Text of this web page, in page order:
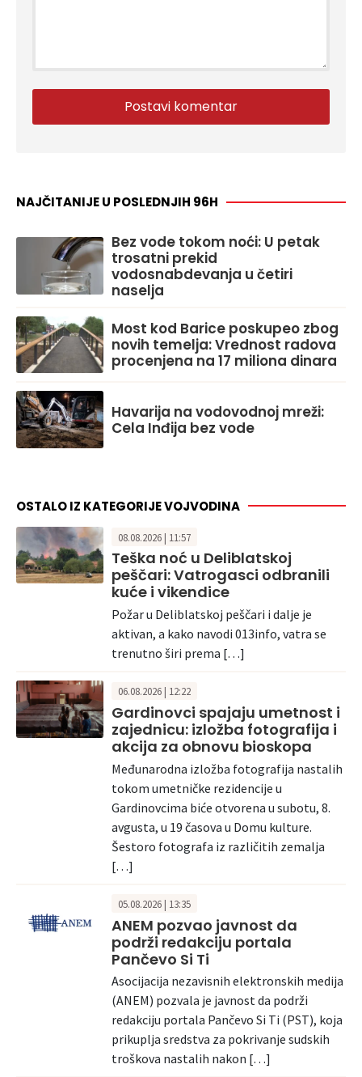
NAJČITANIJE U POSLEDNJIH 96H
Bez vode tokom noći: U petak
trosatni prekid
vodosnabdevanja u četiri
naselja
Most kod Barice poskupeo zbog
novih temelja: Vrednost radova
procenjena na 17 miliona dinara
Havarija na vodovodnoj mreži:
Cela Inđija bez vode
OSTALO IZ KATEGORIJE VOJVODINA
08.08.2026 | 11:57
Teška noć u Deliblatskoj
peščari: Vatrogasci odbranili
kuće i vikendice
Požar u Deliblatskoj peščari i dalje je
aktivan, a kako navodi 013info, vatra se
trenutno širi prema […]
06.08.2026 | 12:22
Gardinovci spajaju umetnost i
zajednicu: izložba fotografija i
akcija za obnovu bioskopa
Međunarodna izložba fotografija nastalih
tokom umetničke rezidencije u
Gardinovcima biće otvorena u subotu, 8.
avgusta, u 19 časova u Domu kulture.
Šestoro fotografa iz različitih zemalja
[…]
05.08.2026 | 13:35
ANEM pozvao javnost da
podrži redakciju portala
Pančevo Si Ti
Asocijacija nezavisnih elektronskih medija
(ANEM) pozvala je javnost da podrži
redakciju portala Pančevo Si Ti (PST), koja
prikuplja sredstva za pokrivanje sudskih
troškova nastalih nakon […]